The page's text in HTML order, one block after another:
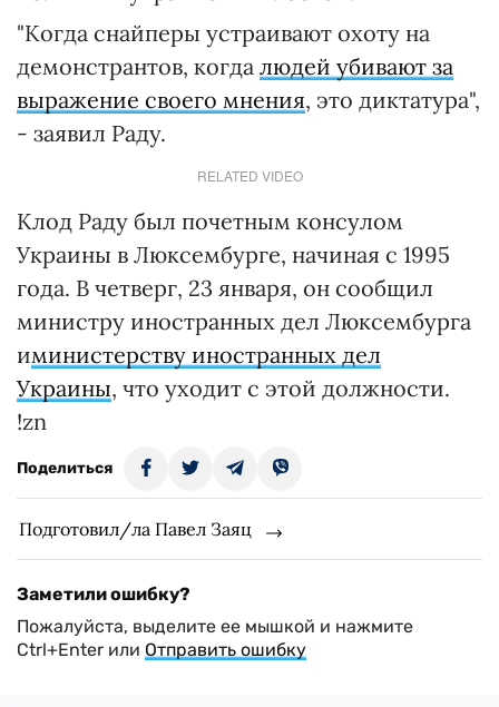
"Когда снайперы устраивают охоту на
демонстрантов, когда людей убивают за
выражение своего мнения, это диктатура",
- заявил Раду.
RELATED VIDEO
Клод Раду был почетным консулом
Украины в Люксембурге, начиная с 1995
года. В четверг, 23 января, он сообщил
министру иностранных дел Люксембурга
иминистерству иностранных дел
Украины, что уходит с этой должности.
!zn
Поделиться
Подготовил/ла Павел Заяц
Заметили ошибку?
Пожалуйста, выделите ее мышкой и нажмите
Ctrl+Enter или Отправить ошибку